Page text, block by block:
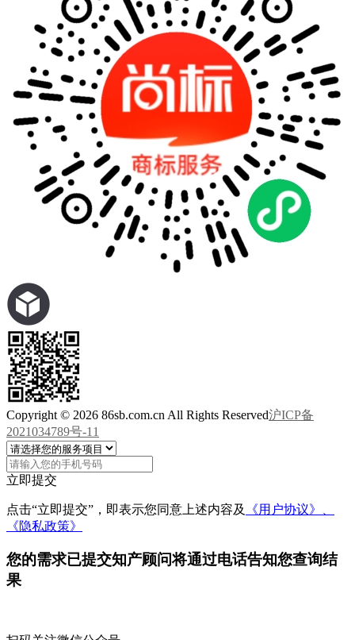
Copyright © 2026 86sb.com.cn All Rights Reserved沪ICP备
2021034789号-11
立即提交
点击“立即提交”，即表示您同意上述内容及
《用户协议》、
《隐私政策》
您的需求已提交知产顾问将通过电话告知您查询结
果